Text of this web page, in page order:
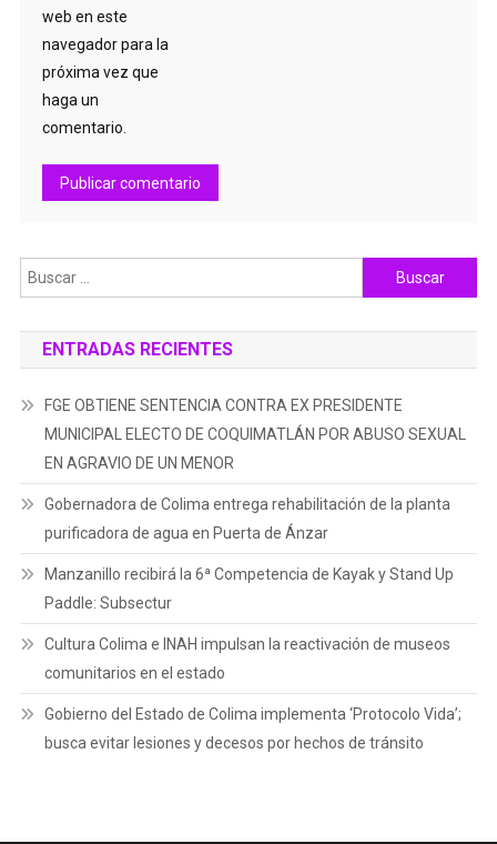
web en este
navegador para la
próxima vez que
haga un
comentario.
Buscar:
ENTRADAS RECIENTES
FGE OBTIENE SENTENCIA CONTRA EX PRESIDENTE
MUNICIPAL ELECTO DE COQUIMATLÁN POR ABUSO SEXUAL
EN AGRAVIO DE UN MENOR
Gobernadora de Colima entrega rehabilitación de la planta
purificadora de agua en Puerta de Ánzar
Manzanillo recibirá la 6ª Competencia de Kayak y Stand Up
Paddle: Subsectur
Cultura Colima e INAH impulsan la reactivación de museos
comunitarios en el estado
Gobierno del Estado de Colima implementa ‘Protocolo Vida’;
busca evitar lesiones y decesos por hechos de tránsito